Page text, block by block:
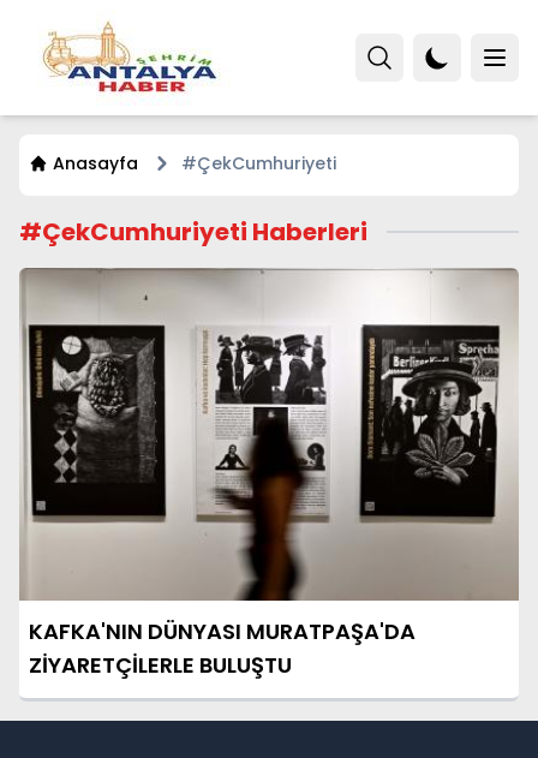
Anasayfa #ÇekCumhuriyeti
#ÇekCumhuriyeti Haberleri
KAFKA'NIN DÜNYASI MURATPAŞA'DA
ZİYARETÇİLERLE BULUŞTU